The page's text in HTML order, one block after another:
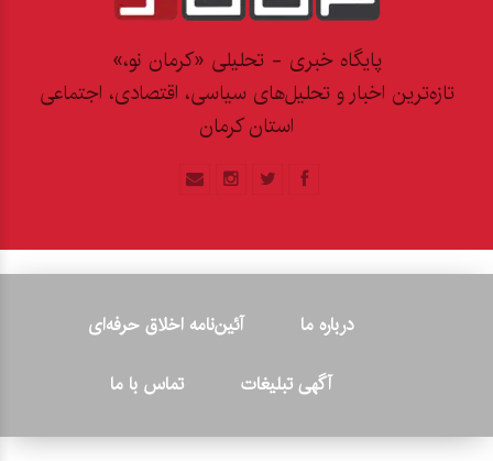
پایگاه خبری - تحلیلی «کرمان نو،»
تازه‌ترین اخبار و تحلیل‌های سیاسی، اقتصادی، اجتماعی
استان کرمان
درباره ما
آئین‌نامه اخلاق حرفه‌ای
آگهی تبلیغات
تماس با ما